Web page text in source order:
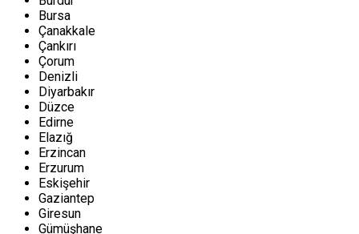
Bursa
Çanakkale
Çankırı
Çorum
Denizli
Diyarbakır
Düzce
Edirne
Elazığ
Erzincan
Erzurum
Eskişehir
Gaziantep
Giresun
Gümüşhane